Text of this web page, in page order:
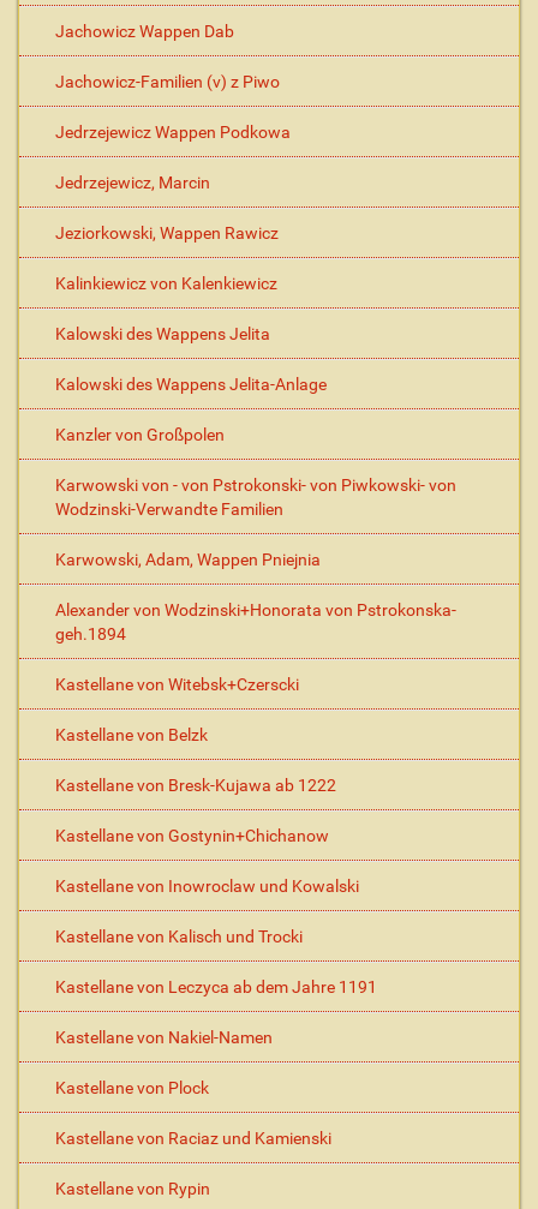
Jachowicz Wappen Dab
Jachowicz-Familien (v) z Piwo
Jedrzejewicz Wappen Podkowa
Jedrzejewicz, Marcin
Jeziorkowski, Wappen Rawicz
Kalinkiewicz von Kalenkiewicz
Kalowski des Wappens Jelita
Kalowski des Wappens Jelita-Anlage
Kanzler von Großpolen
Karwowski von - von Pstrokonski- von Piwkowski- von
Wodzinski-Verwandte Familien
Karwowski, Adam, Wappen Pniejnia
Alexander von Wodzinski+Honorata von Pstrokonska-
geh.1894
Kastellane von Witebsk+Czerscki
Kastellane von Belzk
Kastellane von Bresk-Kujawa ab 1222
Kastellane von Gostynin+Chichanow
Kastellane von Inowroclaw und Kowalski
Kastellane von Kalisch und Trocki
Kastellane von Leczyca ab dem Jahre 1191
Kastellane von Nakiel-Namen
Kastellane von Plock
Kastellane von Raciaz und Kamienski
Kastellane von Rypin